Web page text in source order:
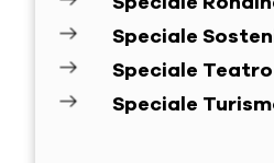
Speciale
Speciale Teatro
Speciale